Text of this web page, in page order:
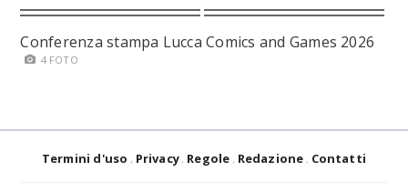
Conferenza stampa Lucca Comics and Games 2026
4 FOTO
Termini d'uso Privacy Regole Redazione Contatti